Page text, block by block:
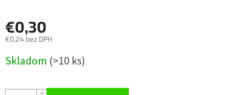
€0,30
€0,24 bez DPH
cena:
Skladom (>10 ks)